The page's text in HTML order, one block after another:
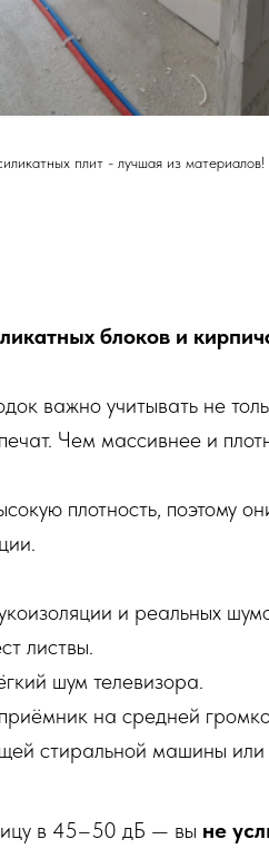
плит - лучшая из материалов!
блоков и
важно учитывать не
Чем массивнее и
плотность, поэтому
и реальных
листвы.
шум телевизора.
на средней
стиральной машины или
в 45–50 дБ — вы не